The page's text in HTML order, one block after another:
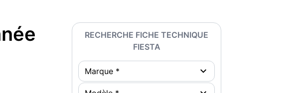
RECHERCHE FICHE TECHNIQUE
FIESTA